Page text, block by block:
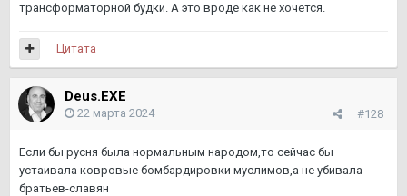
трансформаторной будки. А это вроде как не хочется.
Цитата
Deus.EXE
#128
22 марта 2024
Если бы русня была нормальным народом,то сейчас бы
устаивала ковровые бомбардировки муслимов,а не убивала
братьев-славян